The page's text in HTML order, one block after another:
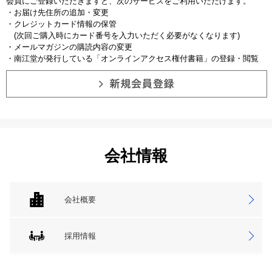
・お届け先住所の追加・変更
・クレジットカード情報の保管
(次回ご購入時にカード番号を入力いただく必要がなくなります)
・メールマガジンの購読内容の変更
・南江堂が発行している「オンラインアクセス権付書籍」の登録・閲覧
会社情報
会社概要
採用情報